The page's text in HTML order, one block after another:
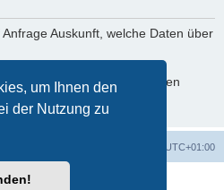
um Ihnen den
der Nutzung zu
Auskunft, welche Daten über
bzw. Sperrung Ihrer Daten
bitte den Betreiber.
UTC+01:00
Software © phpBB Limited